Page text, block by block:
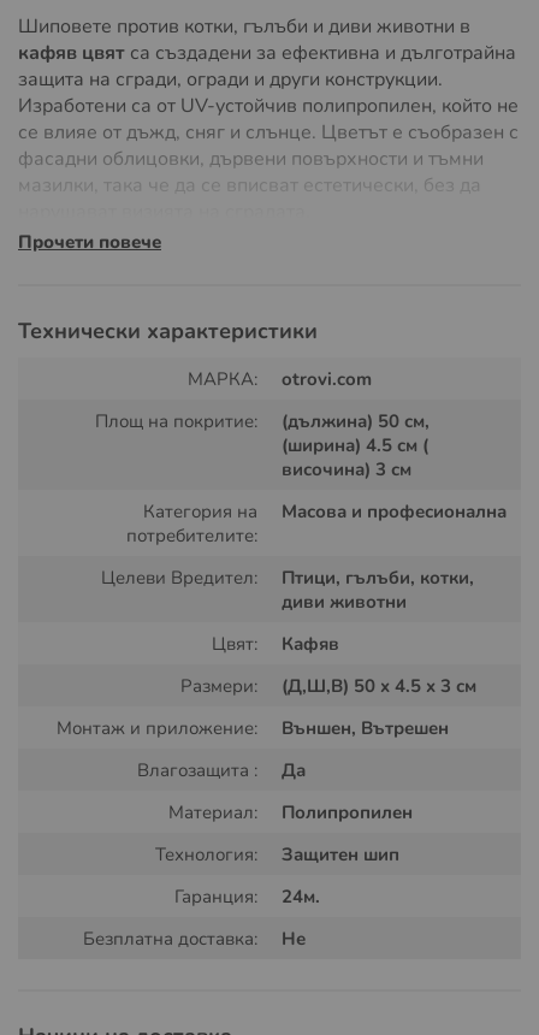
Шиповете против котки, гълъби и диви животни в
кафяв цвят са създадени за ефективна и дълготрайна
защита на сгради, огради и други конструкции.
Изработени са от UV-устойчив полипропилен, който не
се влияе от дъжд, сняг и слънце. Цветът е съобразен с
фасадни облицовки, дървени повърхности и тъмни
мазилки, така че да се вписват естетически, без да
Дължината на всеки елемент е
възпрепятстват животните да преминават или кацат.
Как действат шиповете
Шиповете са проектирани така, че
дискомфорт при допир. Когато
шиповете леко убождат лапите му. Това е достатъчно
да го отблъсне и да го накара да избягва мястото. Така
навик за избягване
Къде се използват
Прочети повече
Технически характеристики
МАРКА:
otrovi.com
Площ на покритие:
(дължина) 50 см,
(ширина) 4.5 см (
височина) 3 см
Категория на
потребителите:
Масова и професионална
Целеви Вредител:
Птици, гълъби, котки,
диви животни
Цвят:
Кафяв
Размери:
(Д,Ш,В) 50 x 4.5 x 3 см
Монтаж и приложение:
Външен, Вътрешен
Влагозащита :
Да
Материал:
Полипропилен
Технология:
Защитен шип
Гаранция:
24м.
Безплатна доставка:
Не